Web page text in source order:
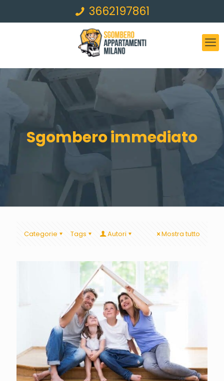
3662197861
Sgombero immediato
Categorie Tags Autori Mostra tutto